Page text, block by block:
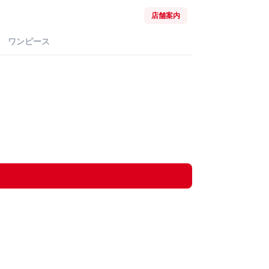
店舗案内
ワンピース